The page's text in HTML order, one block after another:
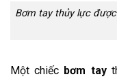
Bơm tay thủy lực
Một chiếc bơm tay